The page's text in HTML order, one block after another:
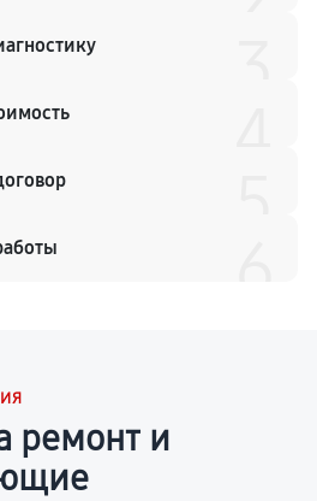
ремонт и